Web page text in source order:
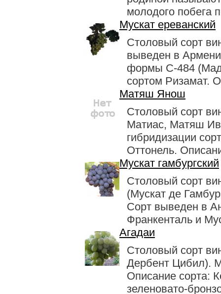
молодого побега
Мускат ереванский
Столовый сорт
выведен в
формы С-484
сортом Ризамат.
Матяш Янош
Столовый сорт
Матиас, Матяш
гибридизации
Оттонель.
Мускат гамбургский
Столовый сорт
(Мускат де
Сорт выведен в
Франкенталь и
Агадаи
Столовый сорт
Дербент Цибил).
Описание сорта:
зеленовато-